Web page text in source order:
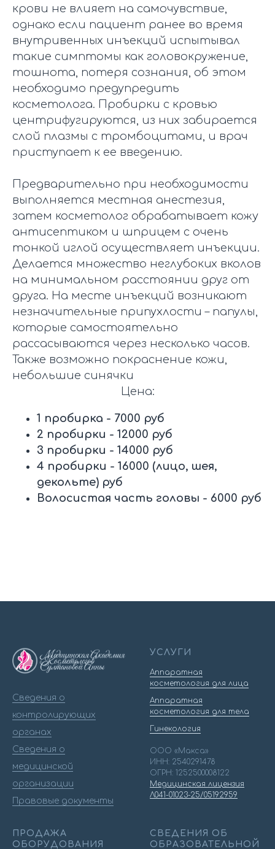
крови не влияет на самочувствие,
однако если пациент ранее во время
внутривенных инъекций испытывал
такие симптомы как головокружение,
тошнота, потеря сознания, об этом
необходимо предупредить
косметолога. Пробирки с кровью
центрифугируются, из них забирается
слой плазмы с тромбоцитами, и врач
приступает к ее введению.
Предварительно при необходимости
выполняется местная анестезия,
затем косметолог обрабатывает кожу
антисептиком и шприцем с очень
тонкой иглой осуществляет инъекции.
Делается множество неглубоких вколов
на минимальном расстоянии друг от
друга. На месте инъекций возникают
незначительные припухлости – папулы,
которые самостоятельно
рассасываются через несколько часов.
Также возможно покраснение кожи,
небольшие синячки
Цена:
1 пробирка - 7000 руб
2 пробирки - 12000 руб
3 пробирки - 14000 руб
4 пробирки - 16000 (лицо, шея,
декольте) руб
Волосистая часть головы - 6000 руб
Сведения о
контролирующих
органах
Сведения о
медицинской
организации
Правовые документы
УСЛУГИ
Аппаратная
косметология для лица
Аппаратная
косметология для тела
Гинекология
ООО «Макса»
ИНН: 2540291478
ОГРН: 1252500008122
Медицинская лицензия
Л041-01023-25/05192959
ПРОДАЖА
ОБОРУДОВАНИЯ
СВЕДЕНИЯ ОБ
ОБРАЗОВАТЕЛЬНОЙ